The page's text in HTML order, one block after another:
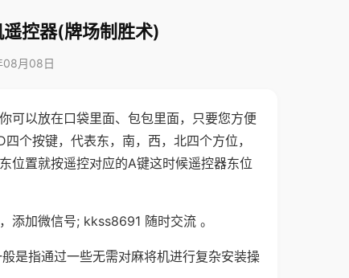
控器(牌场制胜术)
08月08日
可以放在口袋里面、包包里面，只要您方便
个按键，代表东，南，西，北四个方位，
位置就按遥控对应的A键这时候遥控器东位
添加微信号; kkss8691 随时交流 。
是指通过一些无需对麻将机进行复杂安装操